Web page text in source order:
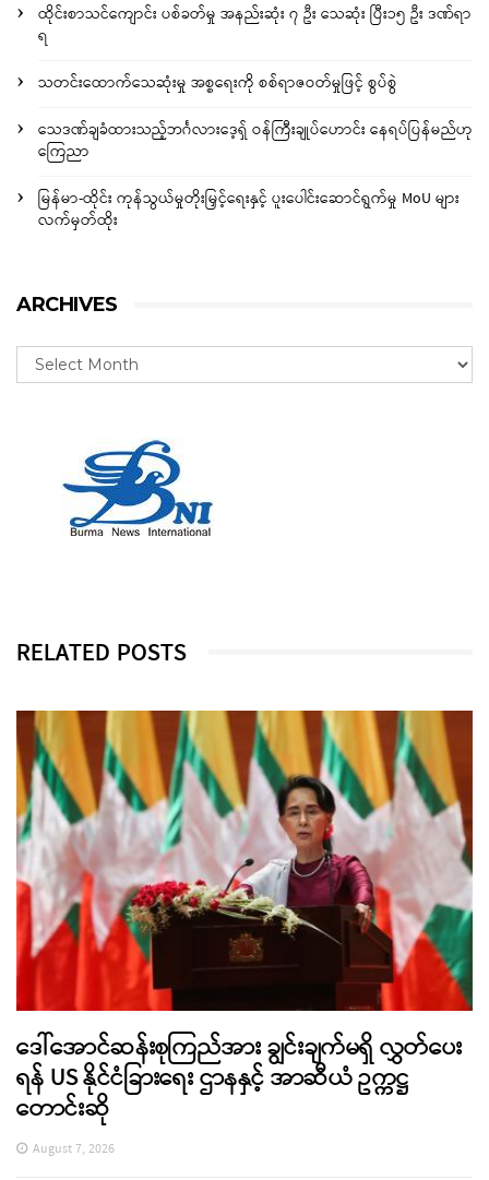
ထိုင်းစာသင်ကျောင်း ပစ်ခတ်မှု အနည်းဆုံး ၇ ဦး သေဆုံး ပြီး၁၅ ဦး ဒဏ်ရာ
ရ
သတင်းထောက်သေဆုံးမှု အစ္စရေးကို စစ်ရာဇဝတ်မှုဖြင့် စွပ်စွဲ
သေဒဏ်ချခံထားသည့်ဘင်္ဂလားဒေ့ရှ် ဝန်ကြီးချုပ်ဟောင်း နေရပ်ပြန်မည်ဟု
ကြေညာ
မြန်မာ-ထိုင်း ကုန်သွယ်မှုတိုးမြှင့်ရေးနှင့် ပူးပေါင်းဆောင်ရွက်မှု MoU များ
လက်မှတ်ထိုး
ARCHIVES
RELATED POSTS
ဒေါ်အောင်ဆန်းစုကြည်အား ချွင်းချက်မရှိ လွှတ်ပေး
ရန် US နိုင်ငံခြားရေး ဌာနနှင့် အာဆီယံ ဥက္ကဋ္ဌ
တောင်းဆို
August 7, 2026